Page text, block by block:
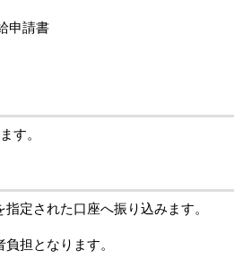
申請書
す。
定された口座へ振り込みます。
担となります。